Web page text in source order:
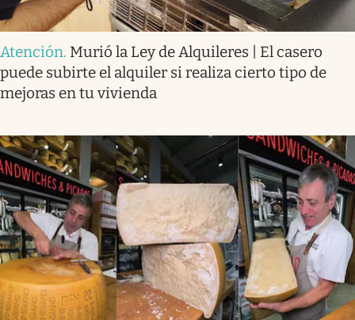
Atención. Murió la Ley de Alquileres | El casero
puede subirte el alquiler si realiza cierto tipo de
mejoras en tu vivienda